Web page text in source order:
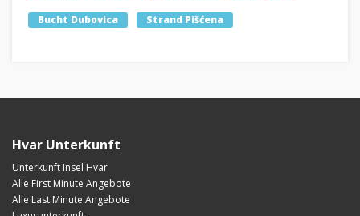
Bucht Dubovica Strand Pišćena
Hvar Unterkunft
Unterkunft Insel Hvar
Alle First Minute Angebote
Alle Last Minute Angebote